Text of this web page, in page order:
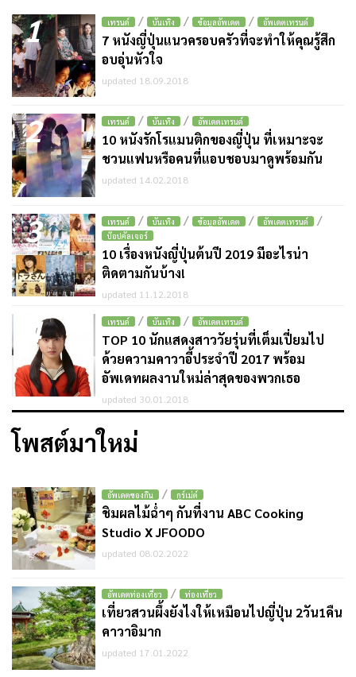
1 เทรนด์ / บันเทิง / ข้อมูลอัพเดต / อัพเดตเทรนด์
7 หนังญี่ปุ่นแนวครอบครัวที่จะทำให้คุณรู้สึก
อบอุ่นหัวใจ
updated 18.09.2018
2 เทรนด์ / บันเทิง / อัพเดตเทรนด์
10 หนังรักโรแมนติกของญี่ปุ่น ที่เหมาะจะ
ชวนแฟนหรือคนที่แอบชอบมาดูพร้อมกัน
updated 14.02.2018
3 เทรนด์ / บันเทิง / ข้อมูลอัพเดต / อัพเดตเทรนด์ /
ป๊อปคัลเจอร์
10 เรื่องหนังญี่ปุ่นต้นปี 2019 มีอะไรน่า
ติดตามกันบ้าง!
updated 11.12.2018
4 เทรนด์ / บันเทิง / อัพเดตเทรนด์
TOP 10 นักแสดงสาววัยรุ่นที่เต็มเปี่ยมไป
ด้วยความคาวาอี้ประจำปี 2017 พร้อม
อัพเดทผลงานใหม่ล่าสุดของพวกเธอ
updated 30.01.2018
โพสต์มาใหม่
อัพเดตของกิน / กูร์เม่ต์
ชิมผลไม้ฉ่ำๆ กันที่งาน ABC Cooking
Studio X JFOODO
updated 08.02.2022
อัพเดตท่องเที่ยว / ท่องเที่ยว
เที่ยวสวนผึ้งยังไงให้เหมือนไปญี่ปุ่น 2วัน1คืน
คาวาอิมาก
updated 17.01.2022